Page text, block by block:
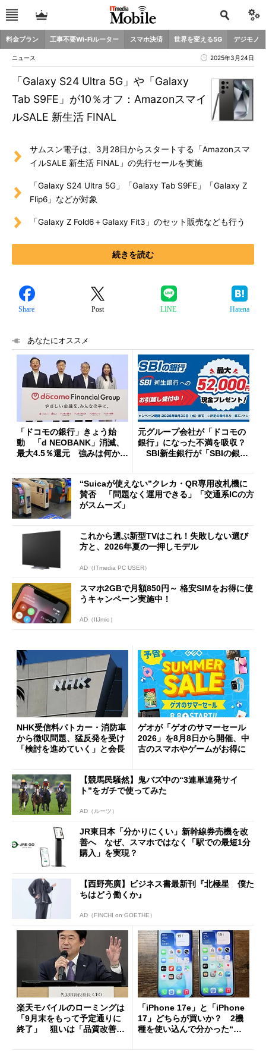
料金プラン 工事不要Wi-Fiルーター スマホ決済 世界を変える5G デジモノ
ニュース 2025年3月24日
「Galaxy S24 Ultra 5G」や「Galaxy
Tab S9FE」が10％オフ：Amazonスマイ
ルSALE 新生活 FINAL
サムスン電子は、3月28日からスタートする「Amazonスマ
イルSALE 新生活 FINAL」の先行セールを実施
「Galaxy S24 Ultra 5G」「Galaxy Tab S9FE」「Galaxy Z
Flip6」などが対象
「Galaxy Z Fold6＋Galaxy Fit3」のセット販売なども行う
続きを読む
Share Post LINE Hatena
あなたにオススメ
「ドコモの銀行」きょう始
動 「d NEOBANK」消滅、
最大4.5％還元 強みは何か解
元グループ会社が「ドコモの
銀行」になった不満を吸収？
SBI新生銀行が「SBIの銀
開催
“Suicaが使えない”クレカ・QR専用改札機に
賛否 「問題なく運用できる」「交通系ICの方
がスムーズ」
これから選ぶ新型TVはこれ！失敗しない選び
方と、2026年夏の一押しモデル
AD（ITmedia PC USER）
スマホ2GBで月額850円～ 格安SIMをお得に使
うキャンペーン実施中！
AD（IIJmio）
NHK受信料パトカー・消防車
から徴収問題、猛反発を受け
「検討を進めていく」と会長
ゲオが「ゲオのサマーセール
2026」を8月8日から開催、中
古のスマホやゲームがお得に
【競馬民騒然】鬼バズ中の“3連単連発サイ
ト”をガチで使ってみた
AD（ルーツ）
JR東日本「分かりにくい」新幹線券売機を改
善へ なぜ、スマホではなく「駅での最短1分
購入」を実現？
【西野亮廣】ビジネス書最新刊『北極星 僕た
ちはどう働くか』
AD（FINCHI on GOETHE）
楽天モバイルのローミングは
「9月末をもって予定通りに
終了」 狙いは「品質改善」
「iPhone 17e」と「iPhone
17」どちらが買いか？ 2機
種を使い込んで分かった“ス